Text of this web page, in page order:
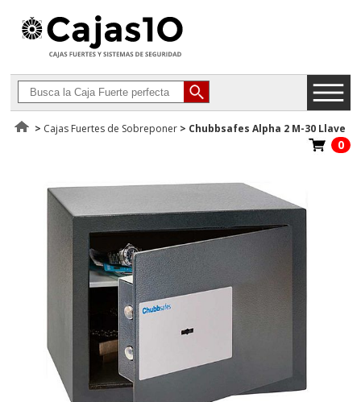
> Cajas Fuertes de Sobreponer > Chubbsafes Alpha 2 M-30 Llave
0